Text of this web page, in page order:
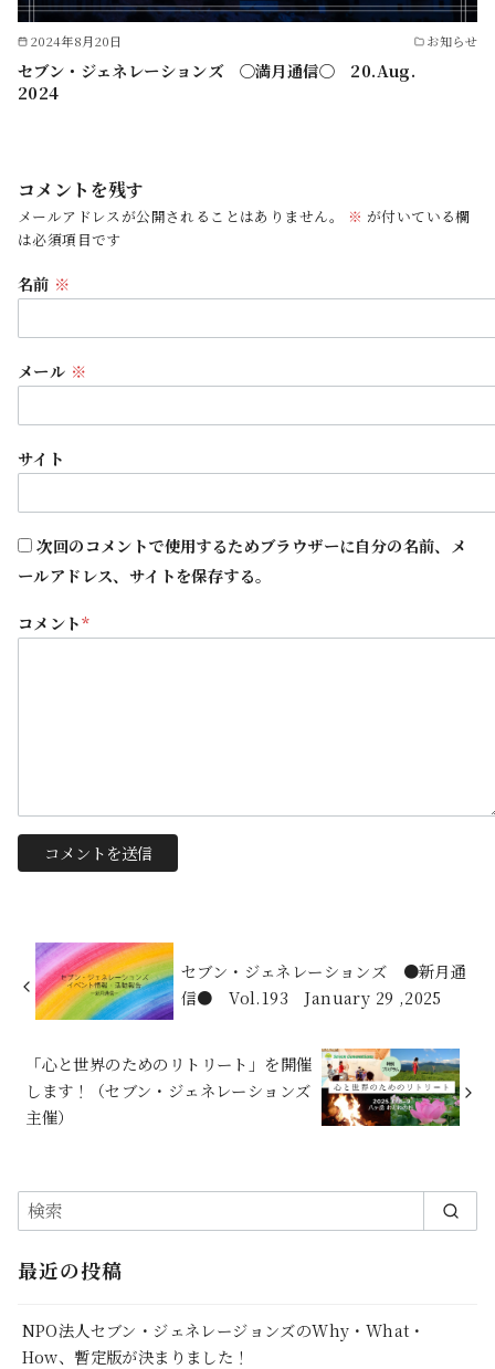
2024年8月20日 お知らせ
セブン・ジェネレーションズ 〇満月通信〇 20.Aug.
2024
コメントを残す
メールアドレスが公開されることはありません。 ※ が付いている欄
は必須項目です
名前 ※
メール ※
サイト
次回のコメントで使用するためブラウザーに自分の名前、メ
ールアドレス、サイトを保存する。
コメント*
セブン・ジェネレーションズ ●新月通
信● Vol.193 January 29 ,2025
「心と世界のためのリトリート」を開催
します！（セブン・ジェネレーションズ
主催）
最近の投稿
NPO法人セブン・ジェネレージョンズのWhy・What・
How、暫定版が決まりました！